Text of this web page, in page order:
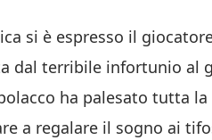
si è espresso il
dal terribile infortunio al
ha palesato tutta
a regalare il sogno ai